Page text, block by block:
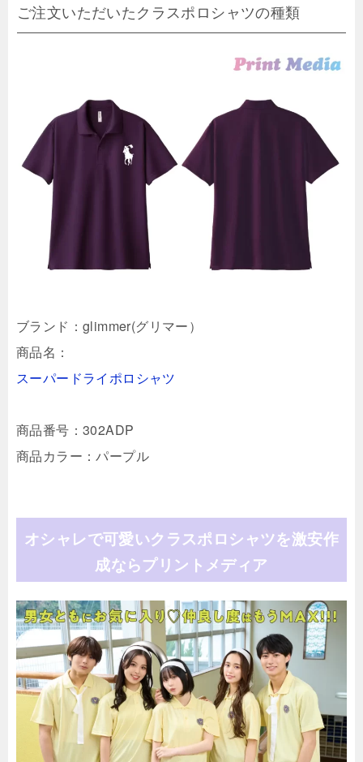
ご注文いただいたクラスポロシャツの種類
ブランド：glimmer(グリマー）
商品名：
スーパードライポロシャツ
商品番号：302ADP
商品カラー：パープル
オシャレで可愛いクラスポロシャツを激安作
成ならプリントメディア